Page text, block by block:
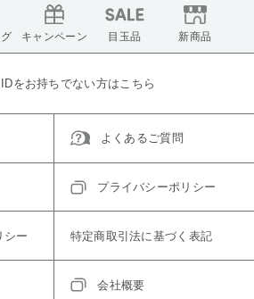
キャンペーン 目玉品 新商品
をお持ちでない方はこちら
よくあるご質問
プライバシーポリシー
シー 特定商取引法に基づく表記
会社概要